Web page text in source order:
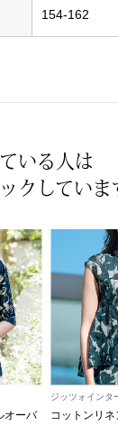
154-162
いる人は
クしていま
オーバ
ジッツォインタ
コットンリ